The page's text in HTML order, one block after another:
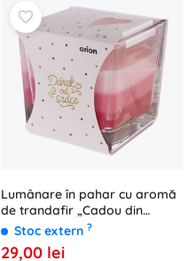
Lumânare în pahar cu aromă
de trandafir „Cadou din
inimă”
Stoc extern ?
29,00 lei